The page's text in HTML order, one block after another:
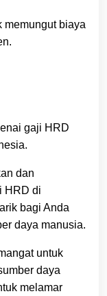
memungut biaya
gaji HRD
dan
HRD di
bagi Anda
daya manusia.
untuk
daya
melamar